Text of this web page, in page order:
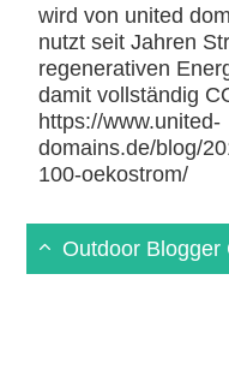
wird von united
nutzt seit Jahren
regenerativen
damit vollständig
https://www.united-
domains.de/blog/
100-oekostrom/
Outdoor Blogger